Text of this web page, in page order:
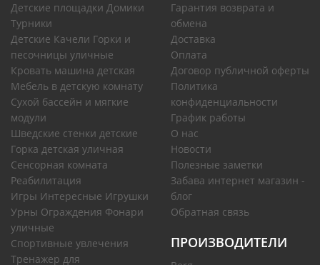
Детские площадки Домики
Турники
Детские Качели Горки и
песочницы уличные
Кровать машина детская
Мебель в детскую комнату
Сухой бассейн и мягкие
модули
Шведские стенки детские
Горка детская уличная
Сенсорная комната
Реабилитация
Игры Интересные Игрушки
Урны Ограждения Фонари
уличные
Спортивные увлечения
Тренажер для
Гарантия возврата и
обмена
Доставка
Оплата
Договор публичной оферты
Политика
конфиденциальности
График работы
О нас
Новости
Полезные заметки
Забава интернет магазин -
блог
Обратная связь
ПРОИЗВОДИТЕЛИ